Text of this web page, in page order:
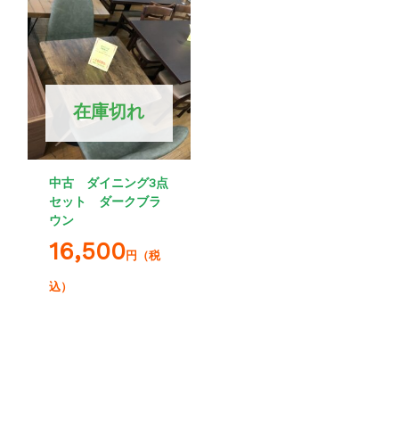
在庫切れ
中古 ダイニング3点
セット ダークブラ
ウン
16,500円（税
込）